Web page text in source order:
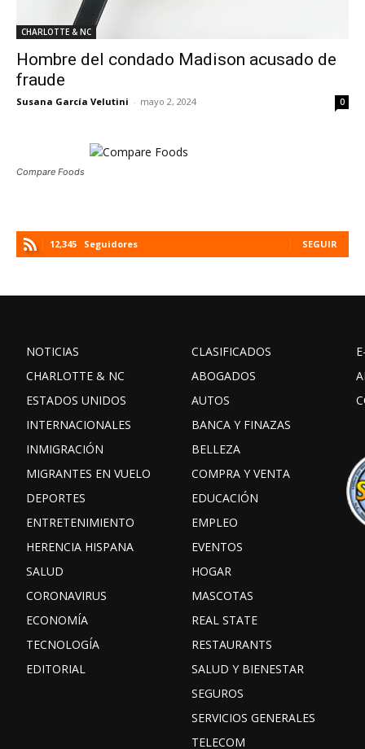
CHARLOTTE & NC
Hombre del condado Madison acusado de
fraude
Susana García Velutini - mayo 2, 2024 0
Compare Foods
12,345 Seguidores SEGUIR
NOTICIAS
CHARLOTTE & NC
ESTADOS UNIDOS
INTERNACIONALES
INMIGRACIÓN
MIGRANTES EN VUELO
DEPORTES
ENTRETENIMIENTO
HERENCIA HISPANA
SALUD
CORONAVIRUS
ECONOMÍA
TECNOLOGÍA
EDITORIAL
CLASIFICADOS
ABOGADOS
AUTOS
BANCA Y FINAZAS
BELLEZA
COMPRA Y VENTA
EDUCACIÓN
EMPLEO
EVENTOS
HOGAR
MASCOTAS
REAL STATE
RESTAURANTS
SALUD Y BIENESTAR
SEGUROS
SERVICIOS GENERALES
TELECOM